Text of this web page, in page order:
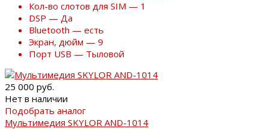
Кол-во слотов для SIM — 1
DSP — Да
Bluetooth — есть
Экран, дюйм — 9
Порт USB — Тыловой
25 000 руб.
Нет в наличии
Подобрать аналог
Мультимедия SKYLOR AND-1014